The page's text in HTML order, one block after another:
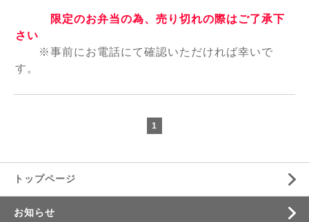
限定のお弁当の為、売り切れの際はご了承下
さい
※事前にお電話にて確認いただければ幸いで
す。
1
トップページ
お知らせ